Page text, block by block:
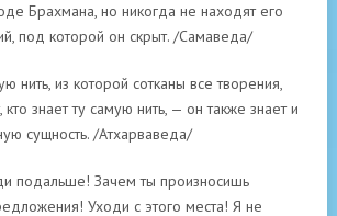
Брахмана, но никогда не находят его
под которой он скрыт. /Самаведа/
нить, из которой сотканы все творения,
знает ту самую нить, — он также знает и
сущность. /Атхарваведа/
подальше! Зачем ты произносишь
Уходи с этого места! Я не